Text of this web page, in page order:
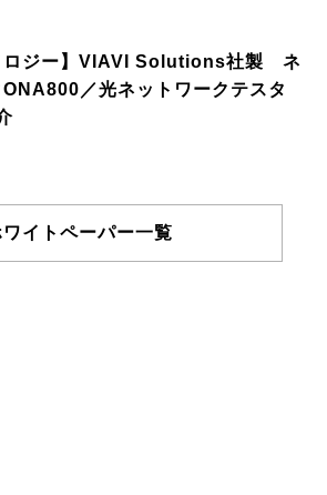
ロジー】VIAVI Solutions社製 ネ
／光ネットワークテスタ
ワイトペーパー一覧